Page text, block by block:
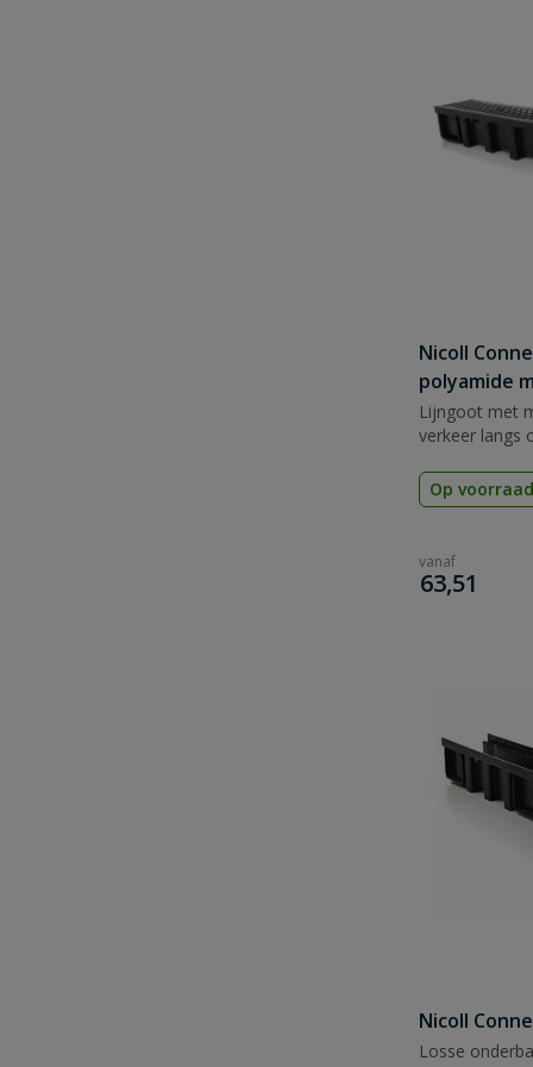
Nicoll
polyamide
Lijngoot met
verkeer langs
Op voorraad
vanaf
€
63,51
Nicoll
Losse